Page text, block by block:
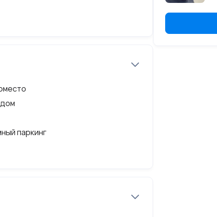
собственность, № 54-54/001-
паркинг